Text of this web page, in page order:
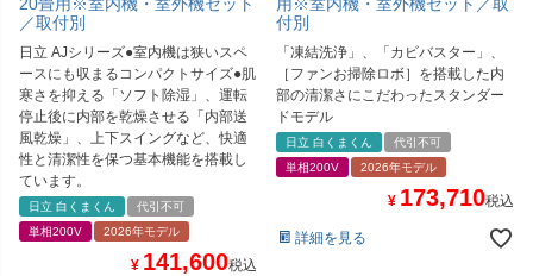
／取付別
日立 AJシリーズ●室内機は狭いスペ
ースにも収まるコンパクトサイズ●肌
寒さを抑える「ソフト除湿」、運転
停止後に内部を乾燥させる「内部送
風乾燥」、上下スイングなど、快適
性と清潔性を保つ基本機能を搭載し
ています。
日立 白くまくん
代引不可
単相200V
2026年モデル
¥ 141,600税込
付別
「凍結洗浄」、「カビバスター」、
［ファンお掃除ロボ］を搭載した内
部の清潔さにこだわったスタンダー
ドモデル
日立 白くまくん
代引不可
単相200V
2026年モデル
¥ 173,710税込
詳細を見る